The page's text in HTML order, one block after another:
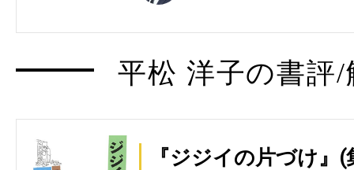
平松 洋子の書評
『ジジイの片づけ』